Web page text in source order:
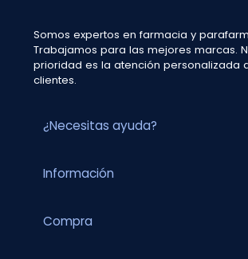
Somos expertos en farmacia y
Trabajamos para las mejores marcas.
prioridad es la atención personalizada
clientes.
¿Necesitas ayuda?
Información
Compra